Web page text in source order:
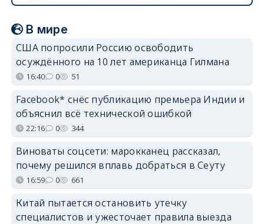
В мире
США попросили Россию освободить
осуждённого на 10 лет американца Гилмана
16:40 0 51
Facebook* снёс публикацию премьера Индии и
объяснил всё технической ошибкой
22:16 0 344
Виноваты соцсети: марокканец рассказал,
почему решился вплавь добраться в Сеуту
16:59 0 661
Китай пытается остановить утечку
специалистов и ужесточает правила выезда